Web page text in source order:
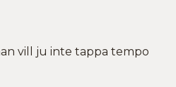
vill ju inte tappa tempo